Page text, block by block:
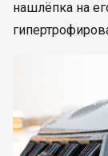
нашлёпка на